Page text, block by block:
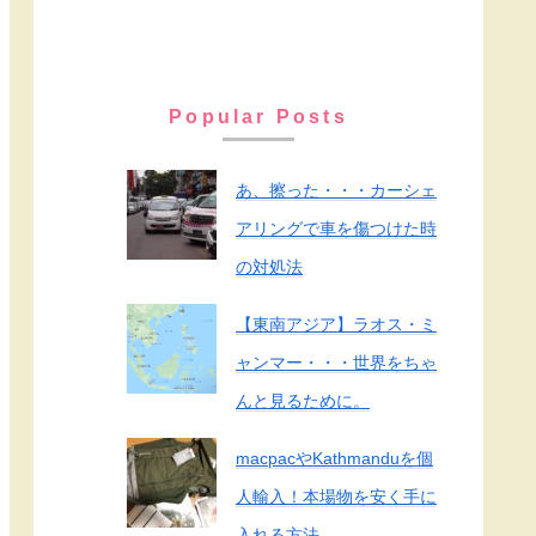
Popular Posts
あ、擦った・・・カーシェ
アリングで車を傷つけた時
の対処法
【東南アジア】ラオス・ミ
ャンマー・・・世界をちゃ
んと見るために。
macpacやKathmanduを個
人輸入！本場物を安く手に